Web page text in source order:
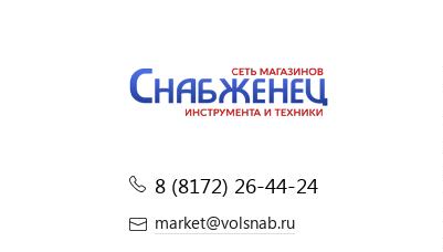
8 (8172) 26-44-24
market@volsnab.ru